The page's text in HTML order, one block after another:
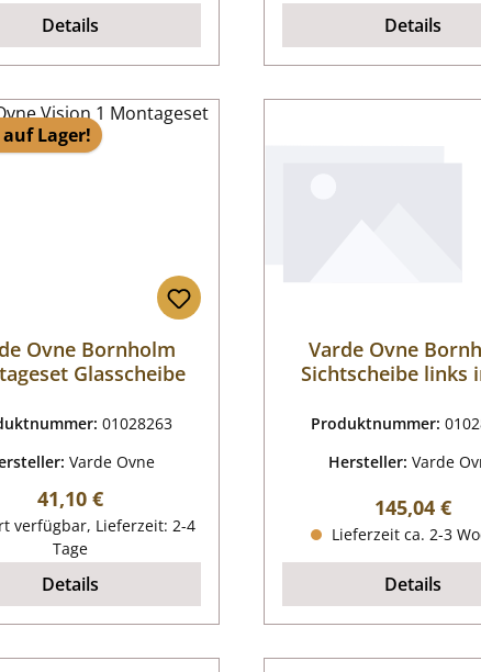
Details Details
Lager!
Ovne Bornholm
Glasscheibe
01028263
Varde Ovne
Regulärer Preis:
41,10 €
verfügbar, Lieferzeit: 2-4
Tage
Details
Varde Ovne
Sichtscheibe links
Produktnummer:
Hersteller:Varde
Regulärer
145,04 €
Lieferzeit ca. 2-3
Details